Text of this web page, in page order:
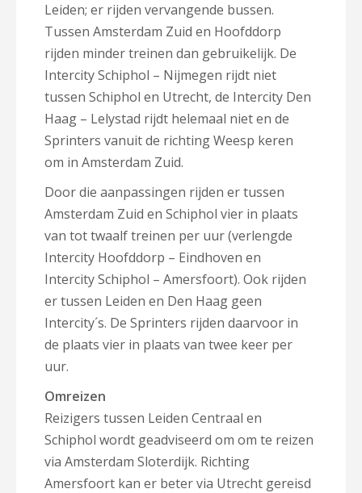
Leiden; er rijden vervangende bussen.
Tussen Amsterdam Zuid en Hoofddorp
rijden minder treinen dan gebruikelijk. De
Intercity Schiphol – Nijmegen rijdt niet
tussen Schiphol en Utrecht, de Intercity Den
Haag – Lelystad rijdt helemaal niet en de
Sprinters vanuit de richting Weesp keren
om in Amsterdam Zuid.
Door die aanpassingen rijden er tussen
Amsterdam Zuid en Schiphol vier in plaats
van tot twaalf treinen per uur (verlengde
Intercity Hoofddorp – Eindhoven en
Intercity Schiphol – Amersfoort). Ook rijden
er tussen Leiden en Den Haag geen
Intercity´s. De Sprinters rijden daarvoor in
de plaats vier in plaats van twee keer per
uur.
Omreizen
Reizigers tussen Leiden Centraal en
Schiphol wordt geadviseerd om om te reizen
via Amsterdam Sloterdijk. Richting
Amersfoort kan er beter via Utrecht gereisd